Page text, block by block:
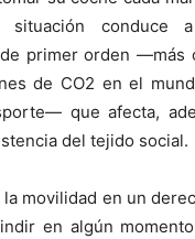
situación conduce
primer orden —más
de CO2 en el
que afecta,
del tejido social.
movilidad en un
en algún